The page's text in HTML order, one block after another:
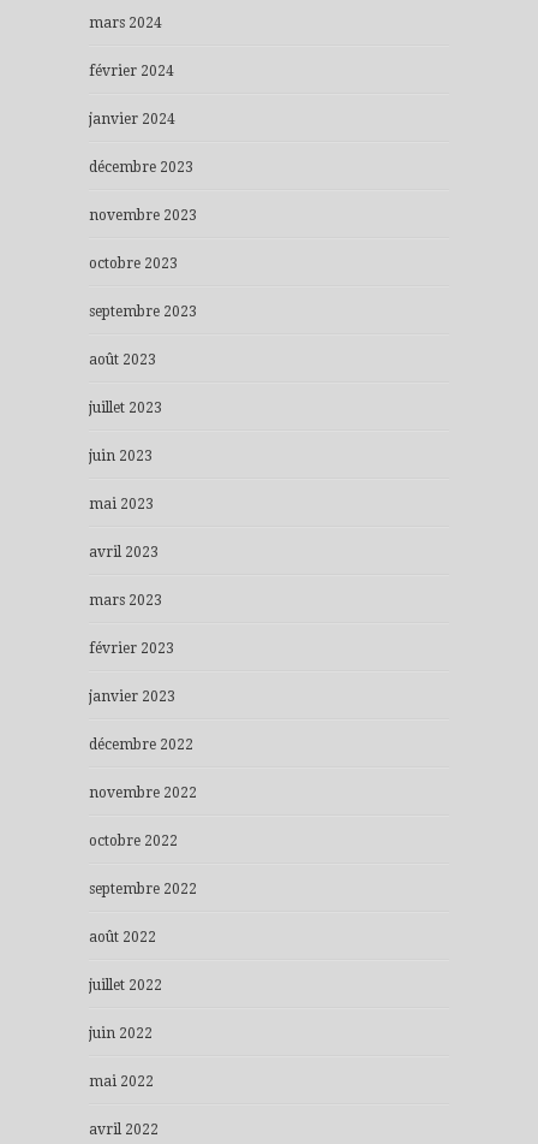
mars 2024
février 2024
janvier 2024
décembre 2023
novembre 2023
octobre 2023
septembre 2023
août 2023
juillet 2023
juin 2023
mai 2023
avril 2023
mars 2023
février 2023
janvier 2023
décembre 2022
novembre 2022
octobre 2022
septembre 2022
août 2022
juillet 2022
juin 2022
mai 2022
avril 2022